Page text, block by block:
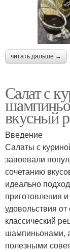
читать дальше →
Салат с
вкусный
Введение
Салаты с
завоевали
сочетанию
идеально
приготовления
удовольствия
классический
шампиньонами,
полезными